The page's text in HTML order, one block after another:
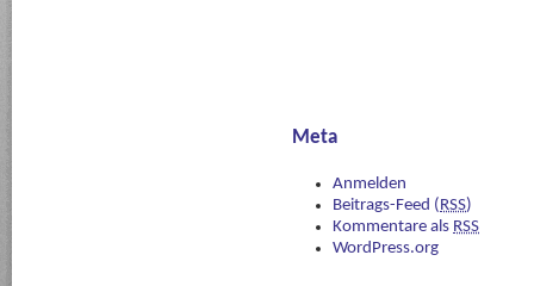
Meta
Anmelden
Beitrags-Feed ( RSS)
Kommentare als RSS
WordPress.org